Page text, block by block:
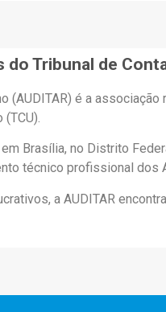
Tribunal de
(AUDITAR) é a
Brasília, no Distrito
técnico profissional dos
a AUDITAR